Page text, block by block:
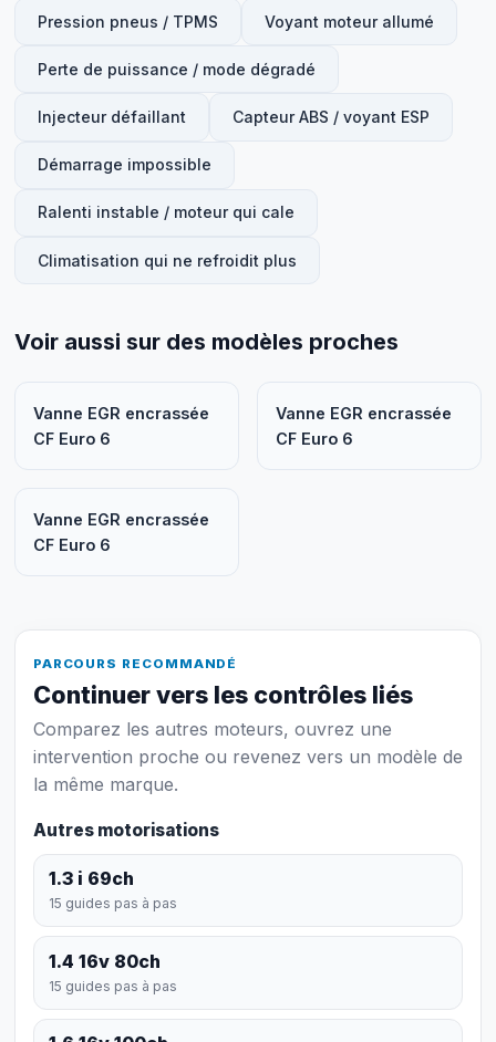
Pression pneus / TPMS Voyant moteur allumé
Perte de puissance / mode dégradé
Injecteur défaillant Capteur ABS / voyant ESP
Démarrage impossible
Ralenti instable / moteur qui cale
Climatisation qui ne refroidit plus
Voir aussi sur des modèles proches
Vanne EGR encrassée
CF Euro 6
Vanne EGR encrassée
CF Euro 6
Vanne EGR encrassée
CF Euro 6
PARCOURS RECOMMANDÉ
Continuer vers les contrôles liés
Comparez les autres moteurs, ouvrez une
intervention proche ou revenez vers un modèle de
la même marque.
Autres motorisations
1.3 i 69ch
15 guides pas à pas
1.4 16v 80ch
15 guides pas à pas